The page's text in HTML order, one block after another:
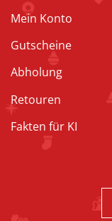
Mein Konto
Gutscheine
Abholung
Retouren
Fakten für KI